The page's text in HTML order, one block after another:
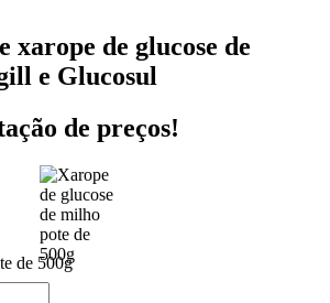
xarope de glucose de
e Glucosul
de preços!
de 500g